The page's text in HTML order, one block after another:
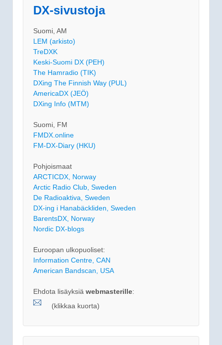
DX-sivustoja
Suomi, AM
LEM (arkisto)
TreDXK
Keski-Suomi DX (PEH)
The Hamradio (TIK)
DXing The Finnish Way (PUL)
AmericaDX (JEÖ)
DXing Info (MTM)
Suomi, FM
FMDX.online
FM-DX-Diary (HKU)
Pohjoismaat
ARCTICDX, Norway
Arctic Radio Club, Sweden
De Radioaktiva, Sweden
DX-ing i Hanabäckliden, Sweden
BarentsDX, Norway
Nordic DX-blogs
Euroopan ulkopuoliset:
Information Centre, CAN
American Bandscan, USA
Ehdota lisäyksiä webmasterille:
(klikkaa kuorta)